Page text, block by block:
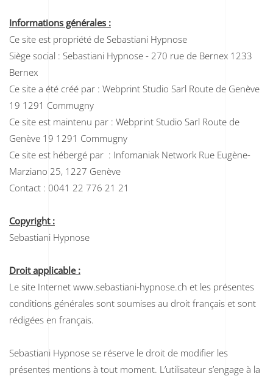
Informations générales :
Ce site est propriété de Sebastiani Hypnose
Siège social : Sebastiani Hypnose - 270 rue de Bernex 1233
Bernex
Ce site a été créé par : Webprint Studio Sarl Route de Genève
19 1291 Commugny
Ce site est maintenu par : Webprint Studio Sarl Route de
Genève 19 1291 Commugny
Ce site est hébergé par : Infomaniak Network Rue Eugène-
Marziano 25, 1227 Genève
Contact : 0041 22 776 21 21
Copyright :
Sebastiani Hypnose
Droit applicable :
Le site Internet www.sebastiani-hypnose.ch et les présentes
conditions générales sont soumises au droit français et sont
rédigées en français.
Sebastiani Hypnose se réserve le droit de modifier les
présentes mentions à tout moment. L’utilisateur s’engage à la